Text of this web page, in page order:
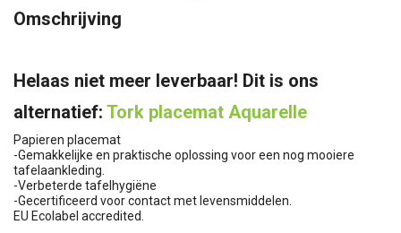
Omschrijving
Helaas niet meer leverbaar! Dit is ons
alternatief: Tork placemat Aquarelle
Papieren placemat
-Gemakkelijke en praktische oplossing voor een nog mooiere
tafelaankleding.
-Verbeterde tafelhygiëne
-Gecertificeerd voor contact met levensmiddelen.
EU Ecolabel accredited.